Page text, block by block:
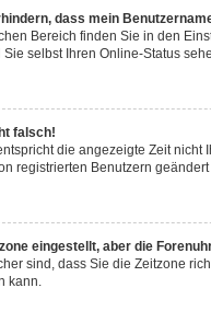
dass mein
Bereich finden Sie in den
Sie selbst Ihren Online-Status
falsch!
die angezeigte Zeit nicht
registrierten Benutzern
eingestellt, aber die
sind, dass Sie die Zeitzone
kann.